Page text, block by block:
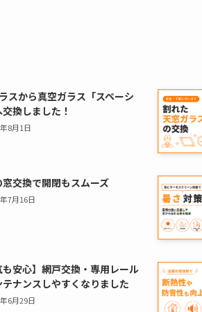
スから真空ガラス「スペーシ
換しました！
8月1日
窓交換で開閉もスムーズ
7月16日
も安心】網戸交換・専用レール
テナンスしやすくなりました
6月29日